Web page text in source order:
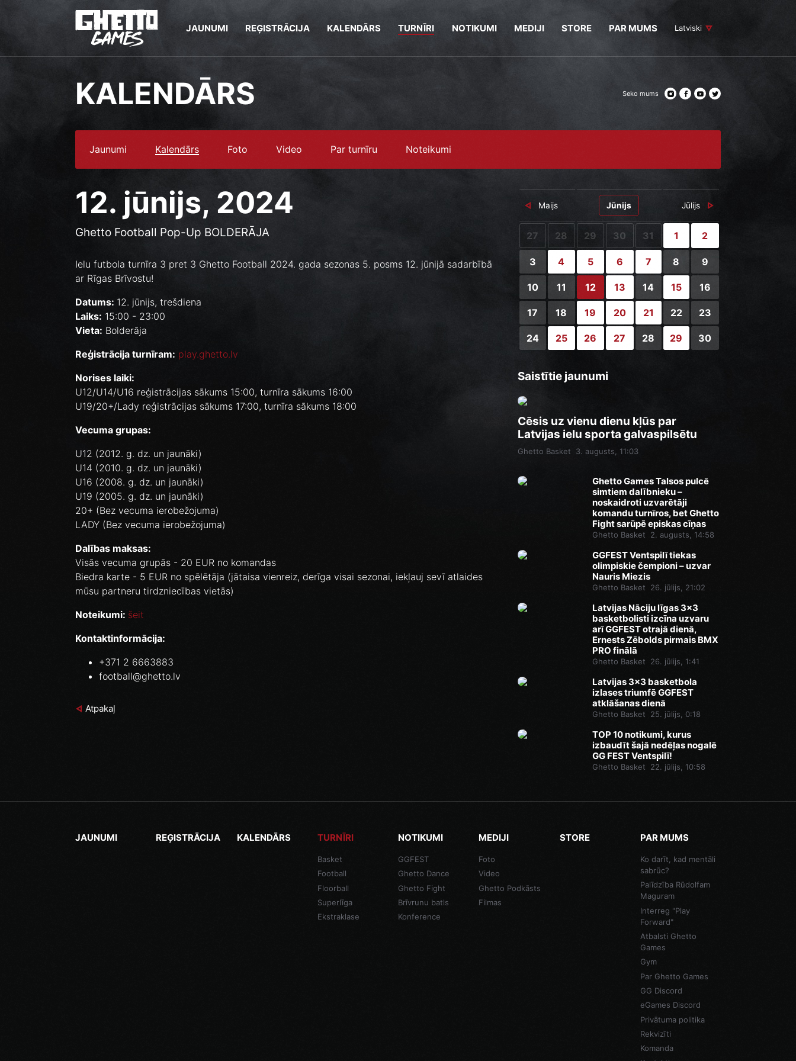
JAUNUMI REĢISTRĀCIJA KALENDĀRS TURNĪRI NOTIKUMI MEDIJI STORE PAR MUMS Latviski
KALENDĀRS Seko mums
Jaunumi Kalendārs Foto Video Par turnīru Noteikumi
12. jūnijs, 2024
Ghetto Football Pop-Up BOLDERĀJA
Ielu futbola turnīra 3 pret 3 Ghetto Football 2024. gada sezonas 5. posms 12. jūnijā sadarbībā
ar Rīgas Brīvostu!
Datums: 12. jūnijs, trešdiena
Laiks: 15:00 - 23:00
Vieta: Bolderāja
Reģistrācija turnīram: play.ghetto.lv
Norises laiki:
U12/U14/U16 reģistrācijas sākums 15:00, turnīra sākums 16:00
U19/20+/Lady reģistrācijas sākums 17:00, turnīra sākums 18:00
Vecuma grupas:
U12 (2012. g. dz. un jaunāki)
U14 (2010. g. dz. un jaunāki)
U16 (2008. g. dz. un jaunāki)
U19 (2005. g. dz. un jaunāki)
20+ (Bez vecuma ierobežojuma)
LADY (Bez vecuma ierobežojuma)
Dalības maksas:
Visās vecuma grupās - 20 EUR no komandas
Biedra karte - 5 EUR no spēlētāja (jātaisa vienreiz, derīga visai sezonai, iekļauj sevī atlaides
mūsu partneru tirdzniecības vietās)
Noteikumi: šeit
Kontaktinformācija:
+371 2 6663883
football@ghetto.lv
Atpakaļ
Maijs Jūnijs Jūlijs
27 28 29 30 31 1 2
3 4 5 6 7 8 9
10 11 12 13 14 15 16
17 18 19 20 21 22 23
24 25 26 27 28 29 30
Saistītie jaunumi
Cēsis uz vienu dienu kļūs par
Latvijas ielu sporta galvaspilsētu
Ghetto Basket 3. augusts, 11:03
Ghetto Games Talsos pulcē
simtiem dalībnieku –
noskaidroti uzvarētāji
komandu turnīros, bet Ghetto
Fight sarūpē episkas cīņas
Ghetto Basket 2. augusts, 14:58
GGFEST Ventspilī tiekas
olimpiskie čempioni – uzvar
Nauris Miezis
Ghetto Basket 26. jūlijs, 21:02
Latvijas Nāciju līgas 3x3
basketbolisti izcīna uzvaru
arī GGFEST otrajā dienā,
Ernests Zēbolds pirmais BMX
PRO finālā
Ghetto Basket 26. jūlijs, 1:41
Latvijas 3x3 basketbola
izlases triumfē GGFEST
atklāšanas dienā
Ghetto Basket 25. jūlijs, 0:18
TOP 10 notikumi, kurus
izbaudīt šajā nedēļas nogalē
GG FEST Ventspilī!
Ghetto Basket 22. jūlijs, 10:58
JAUNUMI REĢISTRĀCIJA KALENDĀRS TURNĪRI
Basket
Football
Floorball
Superlīga
Ekstraklase
NOTIKUMI
GGFEST
Ghetto Dance
Ghetto Fight
Brīvrunu batls
Konference
MEDIJI
Foto
Video
Ghetto Podkāsts
Filmas
STORE PAR MUMS
Ko darīt, kad mentāli
sabrūc?
Palīdzība Rūdolfam
Maguram
Interreg "Play
Forward"
Atbalsti Ghetto
Games
Gym
Par Ghetto Games
GG Discord
eGames Discord
Privātuma politika
Rekvizīti
Komanda